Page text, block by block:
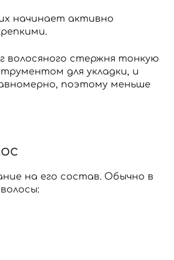
начинает активно
волосяного стержня тонкую
для укладки, и
поэтому меньше
на его состав. Обычно в